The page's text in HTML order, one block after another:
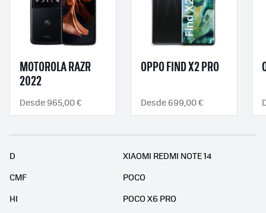
MOTOROLA RAZR
2022
Desde 965,00 €
OPPO FIND X2 PRO
Desde 699,00 €
D
XIAOMI REDMI NOTE 14
CMF
POCO
HI
POCO X6 PRO